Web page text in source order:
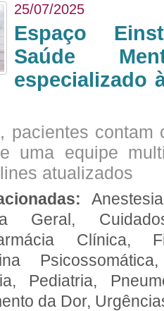
25/07/2025
Espaço
Saúde
especializado
pacientes contam
uma equipe
atualizados
Geral,
Clínica,
Pediatria,
da Dor,